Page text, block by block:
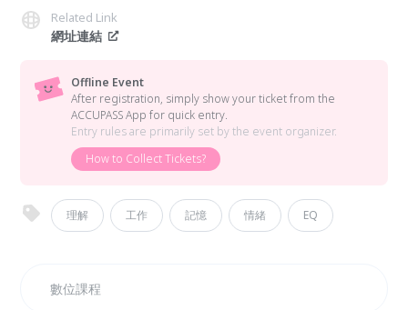
Related Link
網址連結
Offline Event
After registration, simply show your ticket from the
ACCUPASS App for quick entry.
Entry rules are primarily set by the event organizer.
How to Collect Tickets?
理解 工作 記憶 情緒 EQ
數位課程